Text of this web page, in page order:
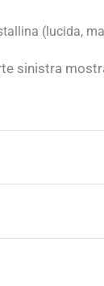
(lucida,
sinistra